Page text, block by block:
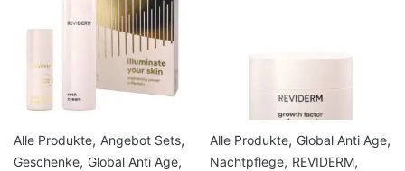
Alle Produkte, Angebot Sets,
Geschenke, Global Anti Age,
Alle Produkte, Global Anti Age,
Nachtpflege, REVIDERM,